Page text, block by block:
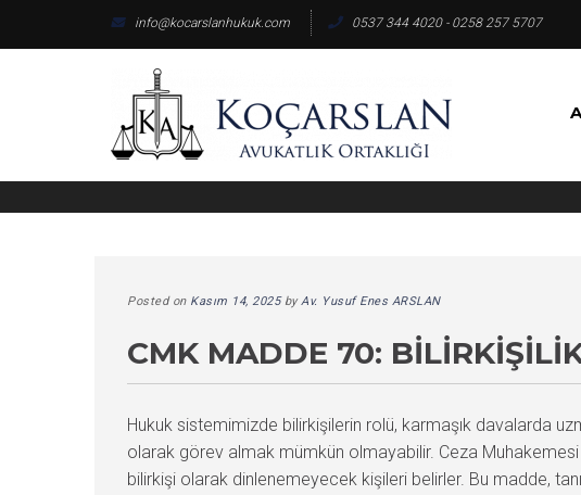
info@kocarslanhukuk.com 0537 344 4020 - 0258 257 5707
Posted on Kasım 14, 2025byAv. Yusuf Enes ARSLAN
CMK MADDE 70:
Hukuk sistemimizde bilirkişilerin rolü, karmaşık davalarda
olarak görev almak mümkün olmayabilir. Ceza
bilirkişi olarak dinlenemeyecek kişileri belirler. Bu madde,